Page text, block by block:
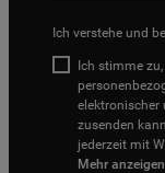
Ich verstehe und
Ich stimme
elektronischer
zusenden
jederzeit mit
Mehr anzeigen